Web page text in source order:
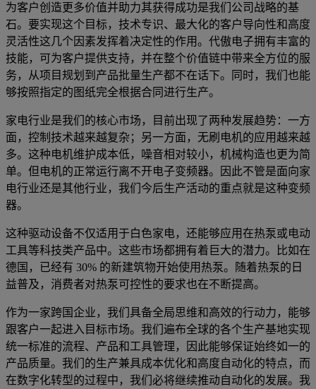
为客户创造更多价值并助力其获得成功是我们公司战略的基
石。要实现这个目标，技术专识、最大化的客户导向性和高度
灵活性这几个因素发挥着决定性的作用。代傲电子拥有丰富的
技能，可为客户提供支持，并在整个价值链中带来全方位的服
务，从项目规划到产品批量生产都不在话下。同时，我们也能
够按照指定的图纸完全根据合同进行生产。
家电行业是我们的核心市场，目前出现了两种发展趋势：一方
面，控制技术越来越复杂；另一方面，无刷电机的应用越来越
多。这种电机维护成本低，噪音相对较小，机械构造也更为简
单。但电机的正常运行离不开电子变频器。因此不管是面向家
电行业还是其他行业，我们今后生产活动的重点就是这种变频
器。
这种驱动设备不仅适用于白色家电，还能够应用在热泵或电动
工具等科技类产品中。这些市场都拥有着巨大的潜力。比如在
德国，已经有 30% 的新建筑物开始使用热泵。随着热泵的日
益普及，消费者对热泵可控性的要求也在不断提高。
作为一家跨国企业，我们具备全局思维和高效的行动力，能够
跟客户一起进入目标市场。我们遍布全球的各个生产基地实现
统一标准的流程、产品和工具管理，因此能够保证始终如一的
产品质量。我们的生产兼具成本优化和高度自动化的特点，而
在数字化转型的过程中，我们必将继续推动自动化的发展。我